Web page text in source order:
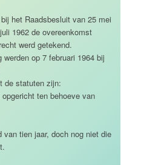
het Raadsbesluit van 25 mei
1962 de overeenkomst
werd getekend.
op 7 februari 1964 bij
de statuten zijn:
ten behoeve van
tien jaar, doch nog niet die